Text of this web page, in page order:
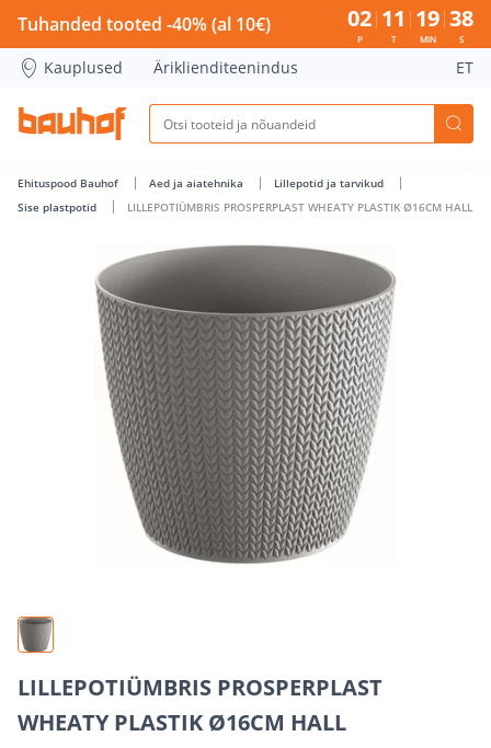
LILLEPOTIÜMBRIS PROSPERPLAST WHEATY PLASTIK
Tuhanded tooted -40% (al 10€) 02
P
11
T
19
MIN
37
S
Kauplused Äriklienditeenindus ET
Ehituspood Bauhof Aed ja aiatehnika
Lillepotid ja tarvikud
Sise plastpotid
LILLEPOTIÜMBRIS PROSPERPLAST WHEATY PLASTIK Ø16CM HALL
LILLEPOTIÜMBRIS PROSPERPLAST
WHEATY PLASTIK Ø16CM HALL